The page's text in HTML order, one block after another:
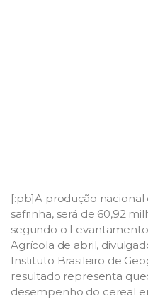
[:pb]A produção nacional
safrinha, será de 60,92
segundo o
Agrícola de abril,
Instituto Brasileiro de
resultado representa
desempenho do cereal